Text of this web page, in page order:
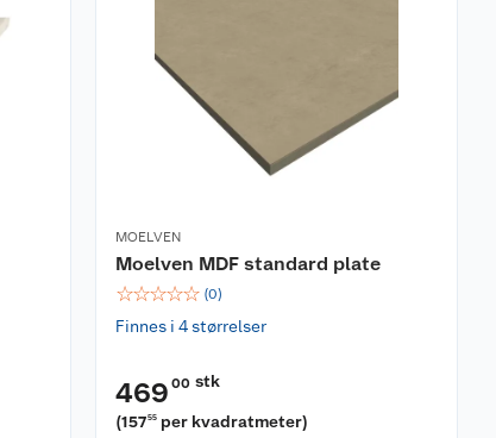
MOELVEN
Moelven MDF standard plate
☆☆☆☆☆ (0)
Finnes i 4 størrelser
469 00 stk
(15755 per kvadratmeter)